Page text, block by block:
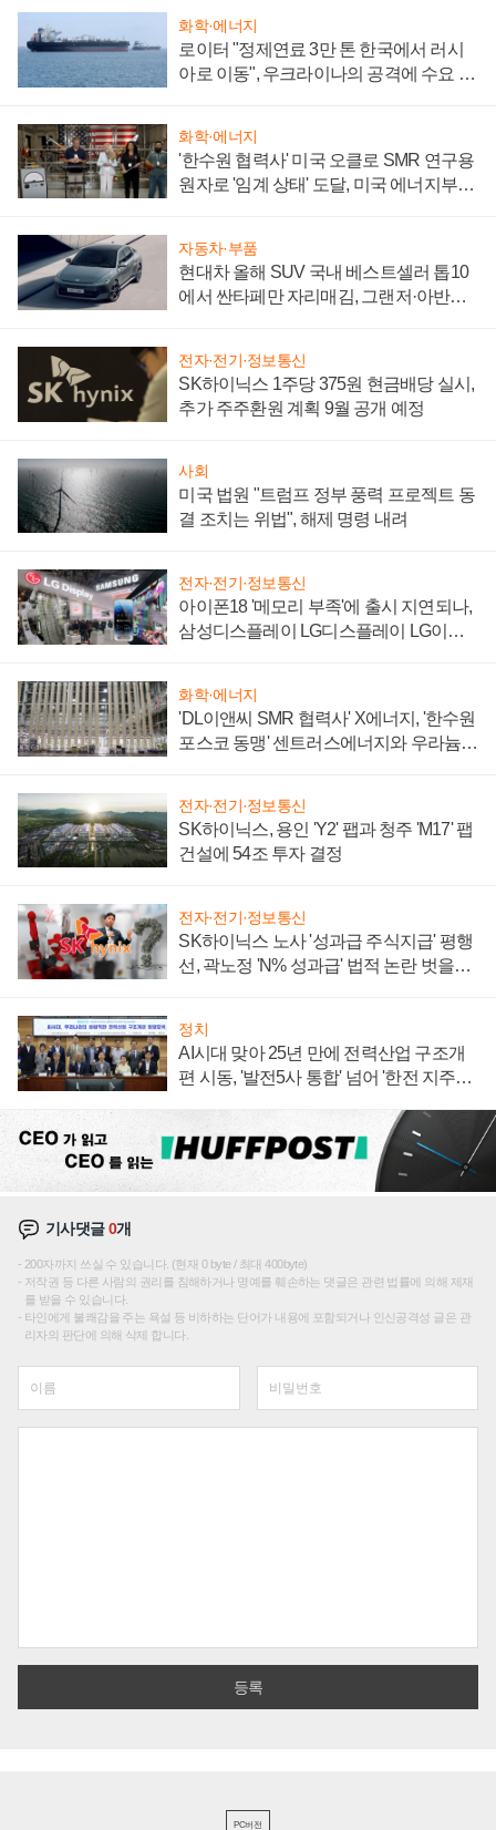
화학·에너지
로이터 "정제연료 3만 톤 한국에서 러시
아로 이동", 우크라이나의 공격에 수요 늘
화학·에너지
'한수원 협력사' 미국 오클로 SMR 연구용
원자로 '임계 상태' 도달, 미국 에너지부
자동차·부품
현대차 올해 SUV 국내 베스트셀러 톱10
에서 싼타페만 자리매김, 그랜저·아반떼
전자·전기·정보통신
SK하이닉스 1주당 375원 현금배당 실시,
추가 주주환원 계획 9월 공개 예정
사회
미국 법원 "트럼프 정부 풍력 프로젝트 동
결 조치는 위법", 해제 명령 내려
전자·전기·정보통신
아이폰18 '메모리 부족'에 출시 지연되나,
삼성디스플레이 LG디스플레이 LG이노
화학·에너지
'DL이앤씨 SMR 협력사' X에너지, '한수원
포스코 동맹' 센트러스에너지와 우라늄
전자·전기·정보통신
SK하이닉스, 용인 'Y2' 팹과 청주 'M17' 팹
건설에 54조 투자 결정
전자·전기·정보통신
SK하이닉스 노사 '성과급 주식지급' 평행
선, 곽노정 'N% 성과급' 법적 논란 벗을지
정치
AI시대 맞아 25년 만에 전력산업 구조개
편 시동, '발전5사 통합' 넘어 '한전 지주사'
기사댓글0개
200자까지 쓰실 수 있습니다. (현재 0 byte / 최대 400byte)
저작권 등 다른 사람의 권리를 침해하거나 명예를 훼손하는 댓글은 관련 법률에 의해 제재
를 받을 수 있습니다.
타인에게 불쾌감을 주는 욕설 등 비하하는 단어가 내용에 포함되거나 인신공격성 글은 관
리자의 판단에 의해 삭제 합니다.
PC버전